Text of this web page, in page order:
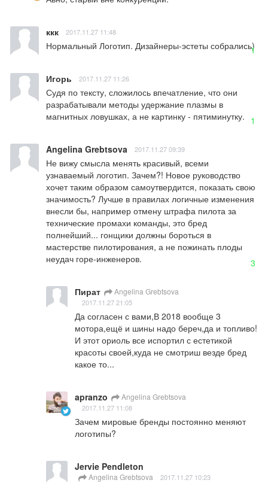
ккк 2017.11.27 11:48
Нормальный Логотип. Дизайнеры-эстеты собрались)
1
Игорь 2017.11.27 11:26
Судя по тексту, сложилось впечатление, что они
разрабатывали методы удержание плазмы в
магнитных ловушках, а не картинку - пятиминутку. 1
Angelina Grebtsova 2017.11.27 09:39
Не вижу смысла менять красивый, всеми
узнаваемый логотип. Зачем?! Новое руководство
хочет таким образом самоутвердится, показать свою
значимость? Лучше в правилах логичные изменения
внесли бы, например отмену штрафа пилота за
технические промахи команды, это бред
полнейший... гонщики должны бороться в
мастерстве пилотирования, а не пожинать плоды
неудач горе-инженеров.
3
Пират Angelina Grebtsova
2017.11.27 21:05
Да согласен с вами,В 2018 вообще 3
мотора,ещё и шины надо береч,да и топливо!
И этот ориоль все испортил с естетикой
красоты своей,куда не смотриш везде бред
какое то...
apranzo Angelina Grebtsova
2017.11.27 11:08
Зачем мировые бренды постоянно меняют
логотипы?
Jervie Pendleton
Angelina Grebtsova 2017.11.27 10:23